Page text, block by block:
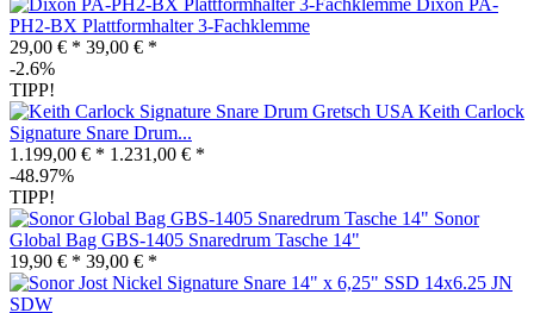
PH2-BX Plattformhalter 3-Fachklemme
29,00 € * 39,00 € *
-2.6%
TIPP!
Gretsch USA Keith Carlock
Signature Snare Drum...
1.199,00 € * 1.231,00 € *
-48.97%
TIPP!
Sonor
Global Bag GBS-1405 Snaredrum Tasche 14"
19,90 € * 39,00 € *